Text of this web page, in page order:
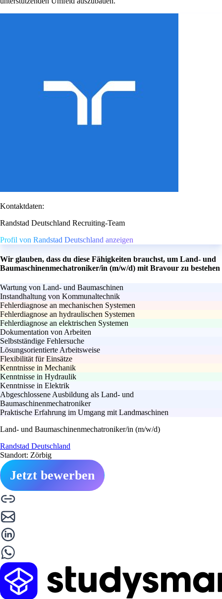
Kontaktdaten:
Randstad Deutschland Recruiting-Team
Profil von Randstad Deutschland anzeigen
Wir glauben, dass du diese Fähigkeiten brauchst, um Land- und
Baumaschinenmechatroniker/in (m/w/d) mit Bravour zu bestehen
Wartung von Land- und Baumaschinen
Instandhaltung von Kommunaltechnik
Fehlerdiagnose an mechanischen Systemen
Fehlerdiagnose an hydraulischen Systemen
Fehlerdiagnose an elektrischen Systemen
Dokumentation von Arbeiten
Selbstständige Fehlersuche
Lösungsorientierte Arbeitsweise
Flexibilität für Einsätze
Kenntnisse in Mechanik
Kenntnisse in Hydraulik
Kenntnisse in Elektrik
Abgeschlossene Ausbildung als Land- und
Baumaschinenmechatroniker
Praktische Erfahrung im Umgang mit Landmaschinen
Land- und Baumaschinenmechatroniker/in (m/w/d)
Randstad Deutschland
Standort: Zörbig
Jetzt bewerben